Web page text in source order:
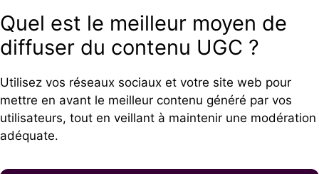
Quel est le meilleur moyen de
diffuser du contenu UGC ?
Utilisez vos réseaux sociaux et votre site web pour
mettre en avant le meilleur contenu généré par vos
utilisateurs, tout en veillant à maintenir une modération
adéquate.